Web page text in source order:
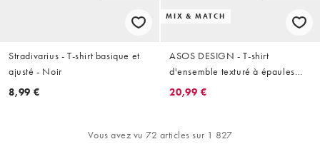
Stradivarius - T-shirt basique et
ajusté - Noir
8,99 €
MIX & MATCH
ASOS DESIGN - T-shirt
d'ensemble texturé à épaules
dénudées - Noir
20,99 €
Vous avez vu 72 articles sur 1 827